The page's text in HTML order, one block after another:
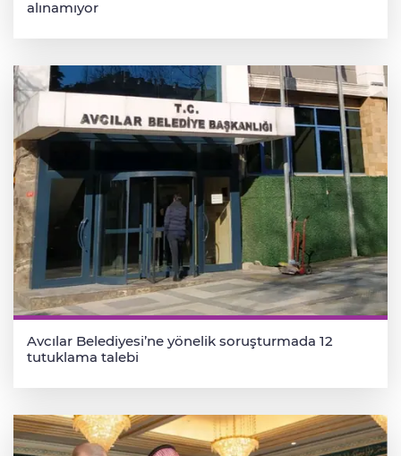
alınamıyor
Avcılar Belediyesi’ne yönelik soruşturmada 12
tutuklama talebi